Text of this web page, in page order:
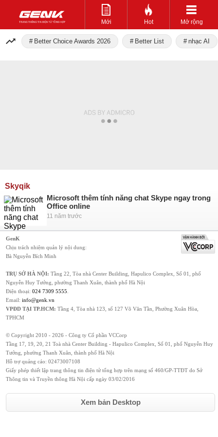
Mới Hot Mở rộng
Better Choice Awards 2026 Better List nhạc AI
Skyqik
Microsoft thêm tính năng chat Skype ngay trong
Office online
11 năm trước
GenK
Chịu trách nhiệm quản lý nội dung:
Bà Nguyễn Bích Minh
TRỤ SỞ HÀ NỘI: Tầng 22, Tòa nhà Center Building, Hapulico Complex, Số 01, phố
Nguyễn Huy Tưởng, phường Thanh Xuân, thành phố Hà Nội
Điện thoại: 024 7309 5555
Email: info@genk.vn
VPĐD TẠI TP.HCM: Tầng 4, Tòa nhà 123, số 127 Võ Văn Tần, Phường Xuân Hòa,
TPHCM
© Copyright 2010 - 2026 - Công ty Cổ phần VCCorp
Tầng 17, 19, 20, 21 Toà nhà Center Building - Hapulico Complex, Số 01, phố Nguyễn Huy
Tưởng, phường Thanh Xuân, thành phố Hà Nội
Hỗ trợ quảng cáo: 02473007108
Giấy phép thiết lập trang thông tin điện tử tổng hợp trên mạng số 460/GP-TTĐT do Sở
Thông tin và Truyền thông Hà Nội cấp ngày 03/02/2016
Xem bản Desktop